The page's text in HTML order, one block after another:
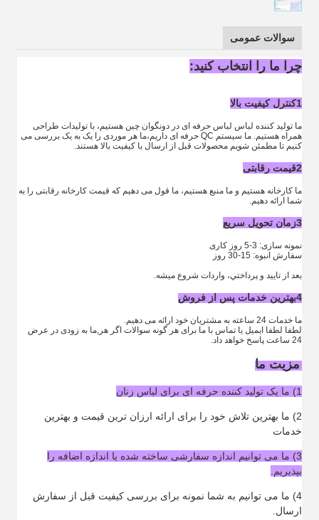
سوالات عمومی
چرا ما را انتخاب کنید:
1کنترل کیفیت بالا
ما تولید کننده لباس لباس حرفه ای در دونگوان چین هستیم، با تولیدات طراحی
همراه هستیم. ما سیستم QC حرفه ای داریم،ما هر موردی را یک به یک بررسی می
کنیم تا مطمئن شویم محصولات قبل از ارسال با کیفیت بالا هستند.
2قیمت رقابتی
ما کارخانه هستیم و ما منبع هستیم، ما قول می دهیم که قیمت کارخانه رقابتی را به
شما ارائه دهیم.
3زمان تحویل سریع
نمونه سازی: 3-5 روز کاری
سفارش انبوه: 15-30 روز
بعد از تاييد و پرداختي، واردات شروع ميشه.
4بهترين خدمات پس از فروش
ما خدمات 24 ساعته به مشتریان خود ارائه می دهیم.
لطفا لطفا ایمیل یا تماس با ما برای هر گونه سوالات اگر هر,ما به زودی در عرض
24 ساعت پاسخ خواهد داد.
مزیت ما
1) ما یک تولید کننده حرفه ای برای لباس زنان
2) ما بهترین تلاش خود را برای ارائه ارزان ترین قیمت و بهترین
خدمات
3) ما می توانیم اندازه سفارشی ساخته شده یا اندازه اضافه را
بپذیریم.
4) ما می توانیم به شما نمونه برای بررسی کیفیت قبل از سفارش
ارسال.